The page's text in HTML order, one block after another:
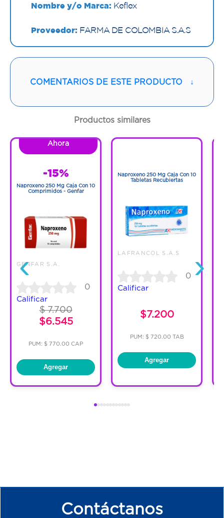
Nombre y/o Marca: Keflex
Proveedor: FARMA DE COLOMBIA S.A.S
Contenido:1 Und
COMENTARIOS DE ESTE PRODUCTO ↓
Productos similares
‹
Ahora
-15%
Naproxeno 250 Mg Caja Con 10
Comprimidos - Genfar
GENFAR S.A.
0
Calificar
$ 7.700
$6.545
PUM: $ 770.00 CAP
Agregar
Naproxeno 250 Mg Caja Con 10
Tabletas Recubiertas
LAFRANCOL S.A.S
0
Calificar
$7.200
PUM: $ 720.00 TAB
Agregar
›
Contáctanos